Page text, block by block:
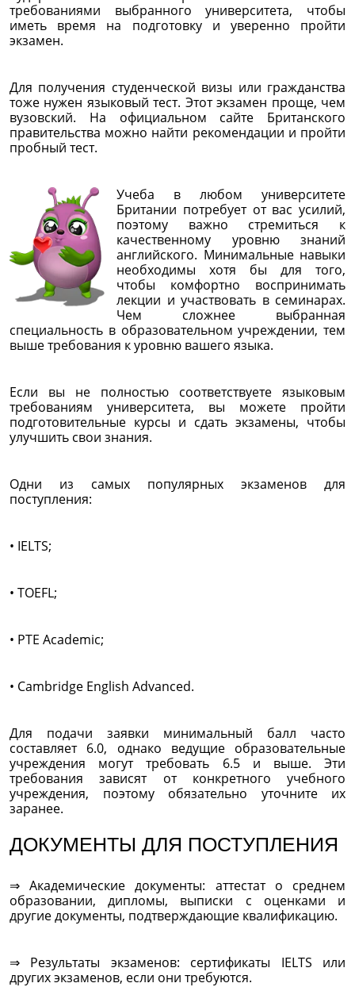
требованиями выбранного университета, чтобы
иметь время на подготовку и уверенно пройти
экзамен.
Для получения студенческой визы или гражданства
тоже нужен языковый тест. Этот экзамен проще, чем
вузовский. На официальном сайте Британского
правительства можно найти рекомендации и пройти
пробный тест.
Учеба в любом университете
Британии потребует от вас усилий,
поэтому важно стремиться к
качественному уровню знаний
английского. Минимальные навыки
необходимы хотя бы для того,
чтобы комфортно воспринимать
лекции и участвовать в семинарах.
Чем сложнее выбранная
специальность в образовательном учреждении, тем
выше требования к уровню вашего языка.
Если вы не полностью соответствуете языковым
требованиям университета, вы можете пройти
подготовительные курсы и сдать экзамены, чтобы
улучшить свои знания.
Одни из самых популярных экзаменов для
поступления:
• IELTS;
• TOEFL;
• PTE Academic;
• Cambridge English Advanced.
Для подачи заявки минимальный балл часто
составляет 6.0, однако ведущие образовательные
учреждения могут требовать 6.5 и выше. Эти
требования зависят от конкретного учебного
учреждения, поэтому обязательно уточните их
заранее.
ДОКУМЕНТЫ ДЛЯ ПОСТУПЛЕНИЯ
⇒ Академические документы: аттестат о среднем
образовании, дипломы, выписки с оценками и
другие документы, подтверждающие квалификацию.
⇒ Результаты экзаменов: сертификаты IELTS или
других экзаменов, если они требуются.